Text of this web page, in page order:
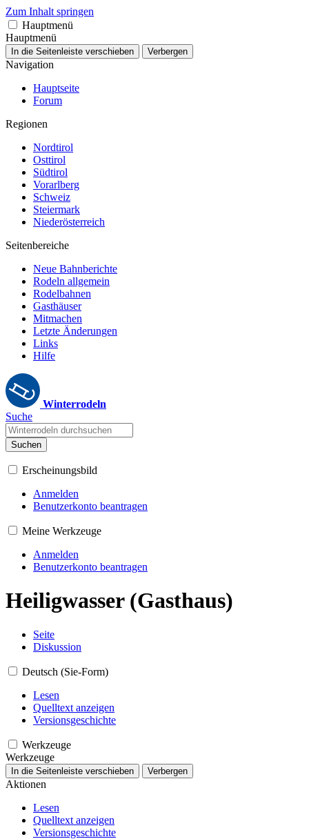
Zum Inhalt springen
Hauptmenü
Hauptmenü
In die Seitenleiste verschieben Verbergen
Navigation
Hauptseite
Forum
Regionen
Nordtirol
Osttirol
Südtirol
Vorarlberg
Schweiz
Steiermark
Niederösterreich
Seitenbereiche
Neue Bahnberichte
Rodeln allgemein
Rodelbahnen
Gasthäuser
Mitmachen
Letzte Änderungen
Links
Hilfe
Winterrodeln
Suche
Suchen
Erscheinungsbild
Anmelden
Benutzerkonto beantragen
Meine Werkzeuge
Anmelden
Benutzerkonto beantragen
Heiligwasser (Gasthaus)
Seite
Diskussion
Deutsch (Sie-Form)
Lesen
Quelltext anzeigen
Versionsgeschichte
Werkzeuge
Werkzeuge
In die Seitenleiste verschieben Verbergen
Aktionen
Lesen
Quelltext anzeigen
Versionsgeschichte